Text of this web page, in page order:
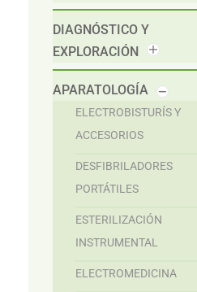
DIAGNÓSTICO Y
EXPLORACIÓN
APARATOLOGÍA
ELECTROBISTURÍS Y
ACCESORIOS
DESFIBRILADORES
PORTÁTILES
ESTERILIZACIÓN
INSTRUMENTAL
ELECTROMEDICINA